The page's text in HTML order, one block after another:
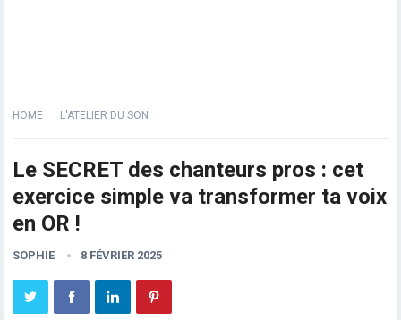
HOME L'ATELIER DU SON
Le SECRET des chanteurs pros : cet
exercice simple va transformer ta voix
en OR !
SOPHIE 8 FÉVRIER 2025